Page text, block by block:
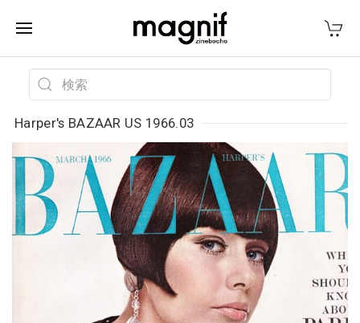
Harper's BAZAAR US 1966.03